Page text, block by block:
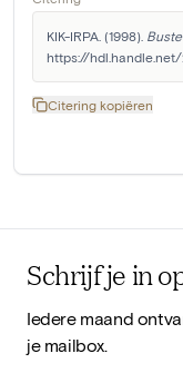
KIK-IRPA. (1998).
https://hdl.handle.net/
Citering kopiëren
Schrijf je in
Iedere maand
je mailbox.